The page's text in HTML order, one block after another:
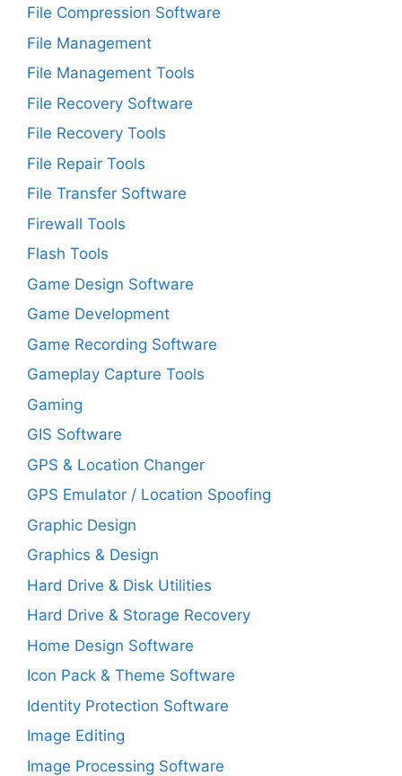
File Compression Software
File Management
File Management Tools
File Recovery Software
File Recovery Tools
File Repair Tools
File Transfer Software
Firewall Tools
Flash Tools
Game Design Software
Game Development
Game Recording Software
Gameplay Capture Tools
Gaming
GIS Software
GPS & Location Changer
GPS Emulator / Location Spoofing
Graphic Design
Graphics & Design
Hard Drive & Disk Utilities
Hard Drive & Storage Recovery
Home Design Software
Icon Pack & Theme Software
Identity Protection Software
Image Editing
Image Processing Software